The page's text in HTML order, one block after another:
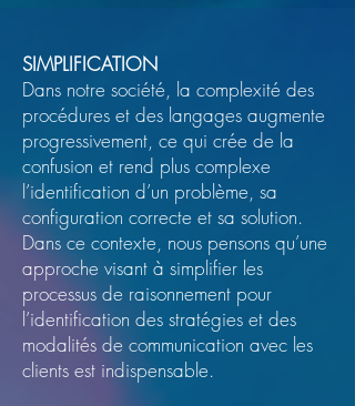
SIMPLIFICATION
Dans notre société, la complexité des
procédures et des langages augmente
progressivement, ce qui crée de la
confusion et rend plus complexe
l’identification d’un problème, sa
configuration correcte et sa solution.
Dans ce contexte, nous pensons qu’une
approche visant à simplifier les
processus de raisonnement pour
l’identification des stratégies et des
modalités de communication avec les
clients est indispensable.